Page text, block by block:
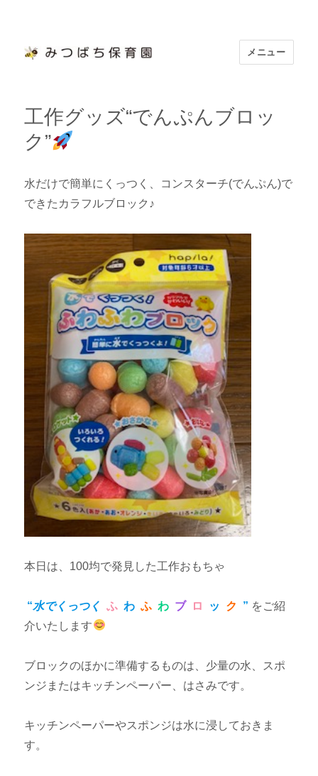
メニュー
工作グッズ“でんぷんブロッ
ク”
水だけで簡単にくっつく、コンスターチ(でんぷん)で
できたカラフルブロック♪
本日は、100均で発見した工作おもちゃ
“水でくっつく ふ わ ふ わ ブ ロ ッ ク ” をご紹
介いたします
ブロックのほかに準備するものは、少量の水、スポ
ンジまたはキッチンペーパー、はさみです。
キッチンペーパーやスポンジは水に浸しておきま
す。